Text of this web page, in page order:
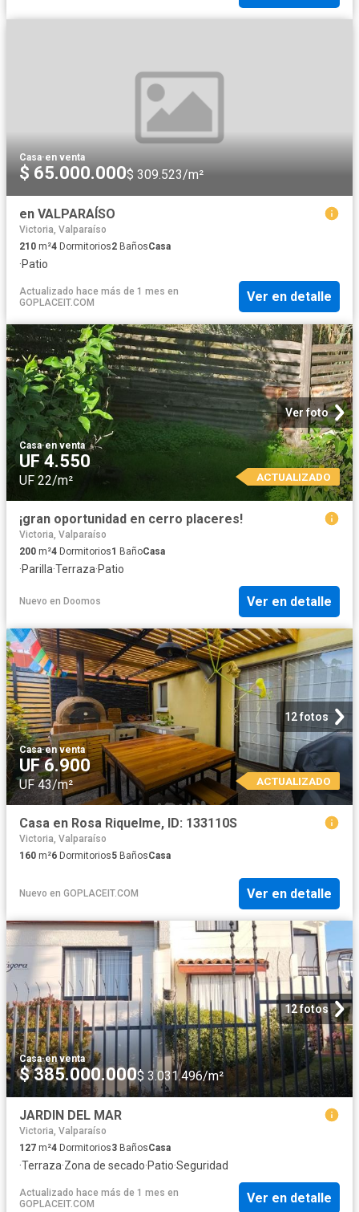
Casa·en venta
$ 65.000.000$ 309.523/m²
en VALPARAÍSO
Victoria, Valparaíso
210 m²4 Dormitorios2 BañosCasa
·Patio
Actualizado hace más de 1 mes en
GOPLACEIT.COM
Ver en detalle
Ver foto
Casa·en venta
UF 4.550
UF 22/m² ACTUALIZADO
¡gran oportunidad en cerro placeres!
Victoria, Valparaíso
200 m²4 Dormitorios1 BañoCasa
·Parilla·Terraza·Patio
Nuevo en Doomos Ver en detalle
12 fotos
Casa·en venta
UF 6.900
UF 43/m² ACTUALIZADO
Casa en Rosa Riquelme, ID: 133110S
Victoria, Valparaíso
160 m²6 Dormitorios5 BañosCasa
Nuevo en GOPLACEIT.COM Ver en detalle
12 fotos
Casa·en venta
$ 385.000.000$ 3.031.496/m²
JARDIN DEL MAR
Victoria, Valparaíso
127 m²4 Dormitorios3 BañosCasa
·Terraza·Zona de secado·Patio·Seguridad
Actualizado hace más de 1 mes en
GOPLACEIT.COM
Ver en detalle